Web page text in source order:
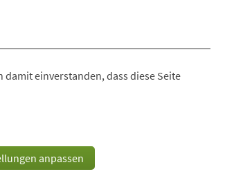
damit einverstanden, dass diese Seite
anpassen